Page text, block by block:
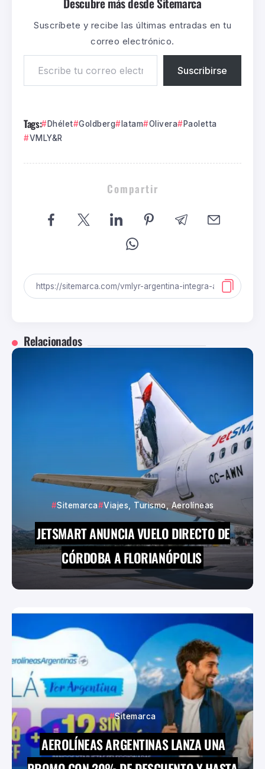
Descubre más desde Sitemarca
Suscríbete y recibe las últimas entradas en tu
correo electrónico.
Suscribirse
Tags: Dhélet Goldberg latam Olivera
Paoletta
VMLY&R
Compartir
Relacionados
Sitemarca Viajes, Turismo, Aerolíneas
JETSMART ANUNCIA VUELO DIRECTO DE
CÓRDOBA A FLORIANÓPOLIS
Sitemarca
AEROLÍNEAS ARGENTINAS LANZA UNA